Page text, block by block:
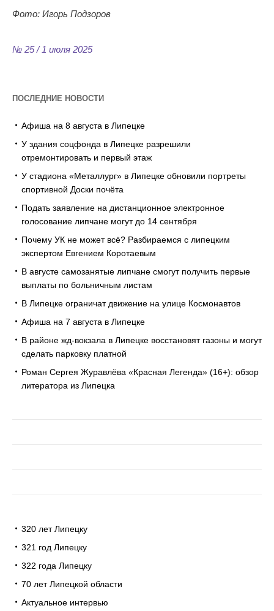
Фото: Игорь Подзоров
№ 25 / 1 июля 2025
ПОСЛЕДНИЕ НОВОСТИ
Афиша на 8 августа в Липецке
У здания соцфонда в Липецке разрешили
отремонтировать и первый этаж
У стадиона «Металлург» в Липецке обновили портреты
спортивной Доски почёта
Подать заявление на дистанционное электронное
голосование липчане могут до 14 сентября
Почему УК не может всё? Разбираемся с липецким
экспертом Евгением Коротаевым
В августе самозанятые липчане смогут получить первые
выплаты по больничным листам
В Липецке ограничат движение на улице Космонавтов
Афиша на 7 августа в Липецке
В районе жд-вокзала в Липецке восстановят газоны и могут
сделать парковку платной
Роман Сергея Журавлёва «Красная Легенда» (16+): обзор
литератора из Липецка
320 лет Липецку
321 год Липецку
322 года Липецку
70 лет Липецкой области
Актуальное интервью